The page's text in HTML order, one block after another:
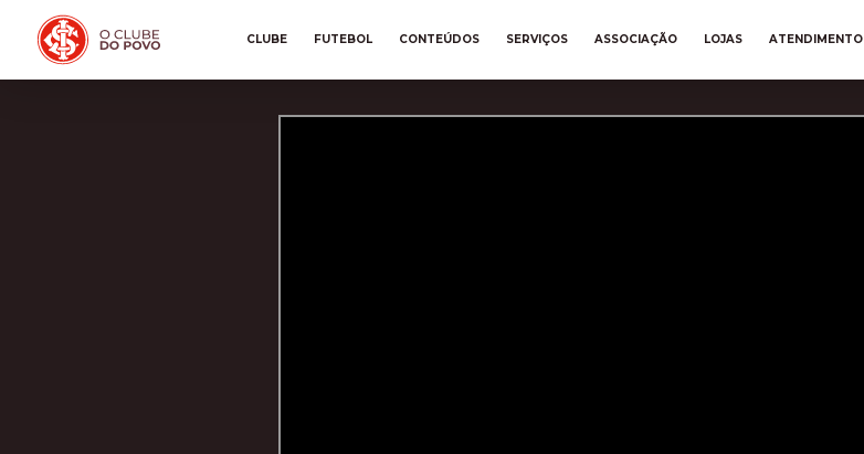
CLUBE FUTEBOL CONTEÚDOS SERVIÇOS ASSOCIAÇÃO LOJAS ATENDIMENTO